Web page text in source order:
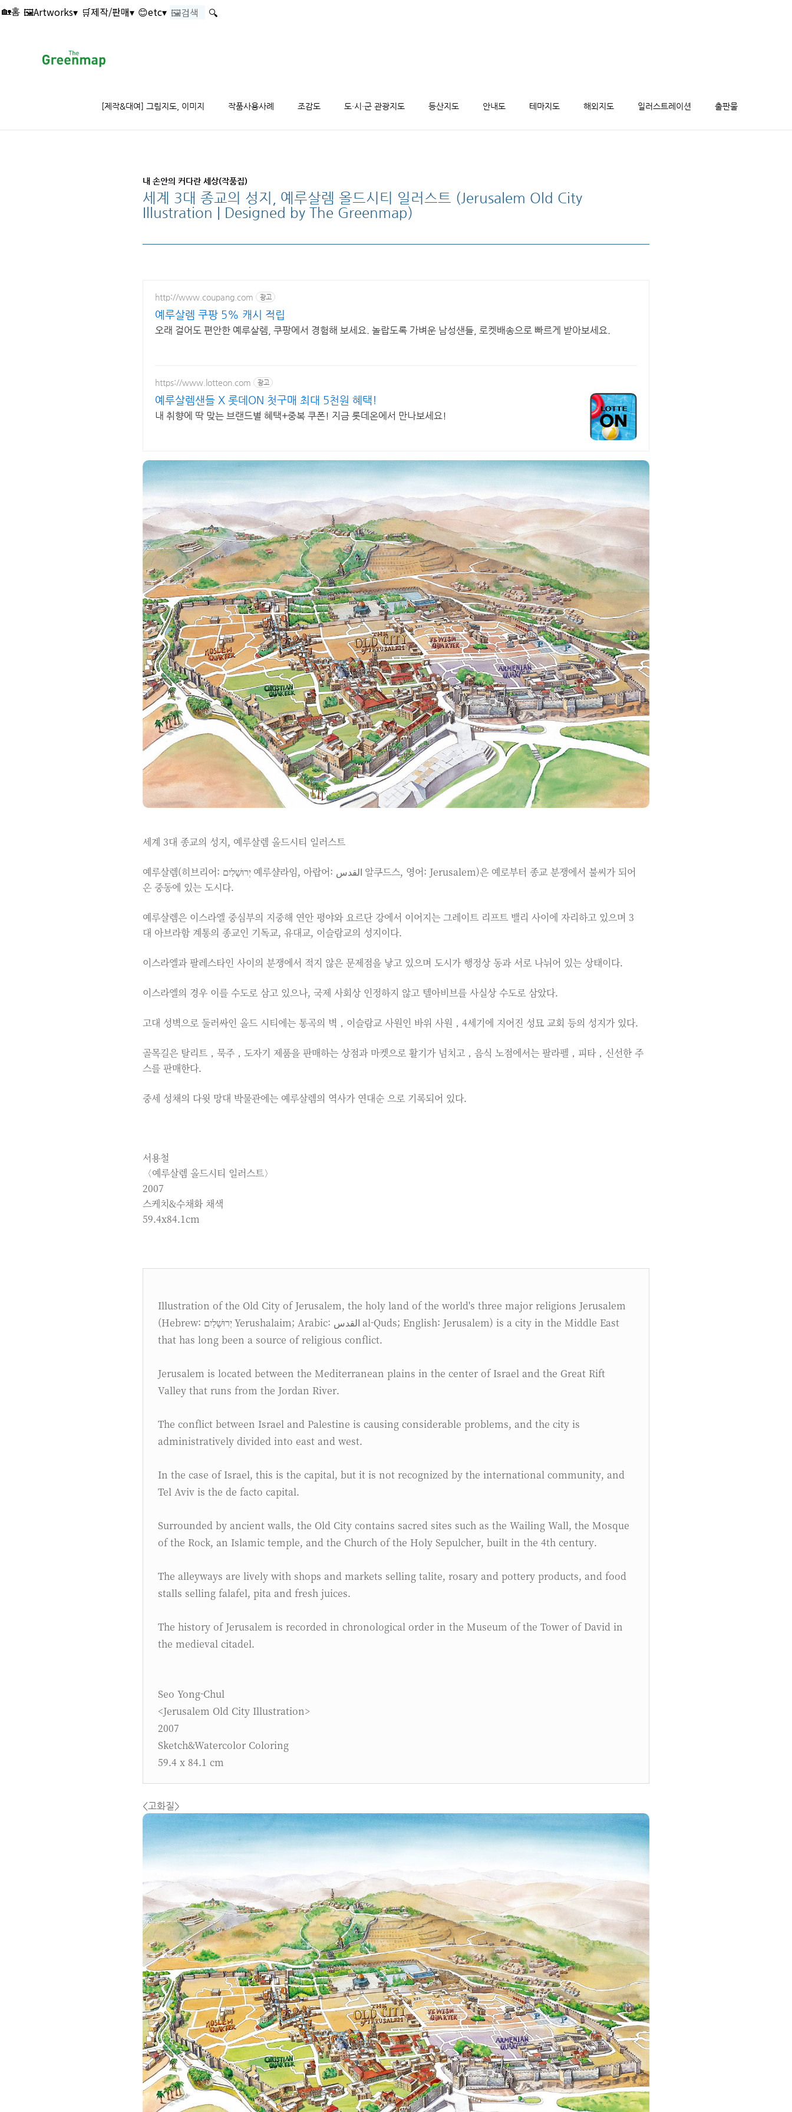
🏡홈 🖼️Artworks▾ 🛒제작/판매▾ 😊etc▾ 🔍
[제작&대여] 그림지도, 이미지 작품사용사례 조감도 도·시·군 관광지도 등산지도 안내도 테마지도 해외지도 일러스트레이션 출판물
내 손안의 커다란 세상(작품집)
세계 3대 종교의 성지, 예루살렘 올드시티 일러스트 (Jerusalem Old City
Illustration | Designed by The Greenmap)
http://www.coupang.com 광고
예루살렘 쿠팡 5% 캐시 적립
오래 걸어도 편안한 예루살렘, 쿠팡에서 경험해 보세요. 놀랍도록 가벼운 남성샌들, 로켓배송으로 빠르게 받아보세요.
https://www.lotteon.com 광고
예루살렘샌들 X 롯데ON 첫구매 최대 5천원 혜택!
내 취향에 딱 맞는 브랜드별 혜택+중복 쿠폰! 지금 롯데온에서 만나보세요!
세계 3대 종교의 성지, 예루살렘 올드시티 일러스트
예루살렘(히브리어: יְרוּשָׁלַיִם 예루샬라임, 아랍어: القدس 알쿠드스, 영어: Jerusalem)은 예로부터 종교 분쟁에서 불씨가 되어
온 중동에 있는 도시다.
예루살렘은 이스라엘 중심부의 지중해 연안 평야와 요르단 강에서 이어지는 그레이트 리프트 밸리 사이에 자리하고 있으며 3
대 아브라함 계통의 종교인 기독교, 유대교, 이슬람교의 성지이다.
이스라엘과 팔레스타인 사이의 분쟁에서 적지 않은 문제점을 낳고 있으며 도시가 행정상 동과 서로 나뉘어 있는 상태이다.
이스라엘의 경우 이를 수도로 삼고 있으나, 국제 사회상 인정하지 않고 텔아비브를 사실상 수도로 삼았다.
고대 성벽으로 둘러싸인 올드 시티에는 통곡의 벽，이슬람교 사원인 바위 사원，4세기에 지어진 성묘 교회 등의 성지가 있다.
골목길은 탈리트，묵주，도자기 제품을 판매하는 상점과 마켓으로 활기가 넘치고，음식 노점에서는 팔라펠，피타，신선한 주
스를 판매한다.
중세 성채의 다윗 망대 박물관에는 예루살렘의 역사가 연대순 으로 기록되어 있다.
서용철
〈예루살렘 올드시티 일러스트〉
2007
스케치&수채화 채색
59.4x84.1cm
Illustration of the Old City of Jerusalem, the holy land of the world's three major religions Jerusalem
(Hebrew: יְרוּשָׁלַיִם Yerushalaim; Arabic: القدس al-Quds; English: Jerusalem) is a city in the Middle East
that has long been a source of religious conflict.
Jerusalem is located between the Mediterranean plains in the center of Israel and the Great Rift
Valley that runs from the Jordan River.
The conflict between Israel and Palestine is causing considerable problems, and the city is
administratively divided into east and west.
In the case of Israel, this is the capital, but it is not recognized by the international community, and
Tel Aviv is the de facto capital.
Surrounded by ancient walls, the Old City contains sacred sites such as the Wailing Wall, the Mosque
of the Rock, an Islamic temple, and the Church of the Holy Sepulcher, built in the 4th century.
The alleyways are lively with shops and markets selling talite, rosary and pottery products, and food
stalls selling falafel, pita and fresh juices.
The history of Jerusalem is recorded in chronological order in the Museum of the Tower of David in
the medieval citadel.
Seo Yong-Chul
<Jerusalem Old City Illustration>
2007
Sketch&Watercolor Coloring
59.4 x 84.1 cm
<고화질>